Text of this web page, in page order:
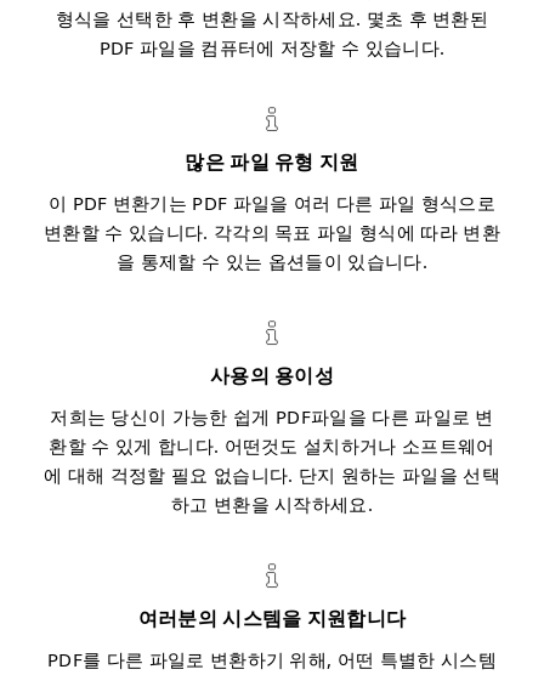
형식을 선택한 후 변환을 시작하세요. 몇초 후 변환된
PDF 파일을 컴퓨터에 저장할 수 있습니다.
많은 파일 유형 지원
이 PDF 변환기는 PDF 파일을 여러 다른 파일 형식으로
변환할 수 있습니다. 각각의 목표 파일 형식에 따라 변환
을 통제할 수 있는 옵션들이 있습니다.
사용의 용이성
저희는 당신이 가능한 쉽게 PDF파일을 다른 파일로 변
환할 수 있게 합니다. 어떤것도 설치하거나 소프트웨어
에 대해 걱정할 필요 없습니다. 단지 원하는 파일을 선택
하고 변환을 시작하세요.
여러분의 시스템을 지원합니다
PDF를 다른 파일로 변환하기 위해, 어떤 특별한 시스템